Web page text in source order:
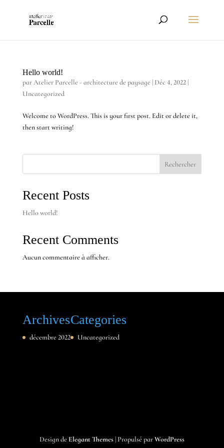
Hello world!
parAtelier Parcelle - architecture de paysage | Déc 4, 2022|
Uncategorized
Welcome to WordPress. This is your first post. Edit or delete it,
then start writing!
Rechercher
Recent Posts
Hello world!
Recent Comments
Aucun commentaire à afficher.
Archives
décembre 2022
Categories
Uncategorized
Design de Elegant Themes| Propulsé parWordPress